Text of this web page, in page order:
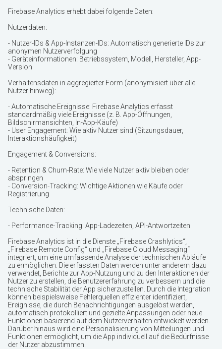
Firebase Analytics erhebt dabei folgende Daten:
Nutzerdaten:
- Nutzer-IDs & App-Instanzen-IDs: Automatisch generierte IDs zur
anonymen Nutzerverfolgung
- Geräteinformationen: Betriebssystem, Modell, Hersteller, App-
Version
Verhaltensdaten in aggregierter Form (anonymisiert über alle
Nutzer hinweg):
- Automatische Ereignisse: Firebase Analytics erfasst
standardmäßig viele Ereignisse (z. B. App-Öffnungen,
Bildschirmansichten, In-App-Käufe)
- User Engagement: Wie aktiv Nutzer sind (Sitzungsdauer,
Interaktionshäufigkeit)
Engagement & Conversions:
- Retention & Churn-Rate: Wie viele Nutzer aktiv bleiben oder
abspringen
- Conversion-Tracking: Wichtige Aktionen wie Käufe oder
Registrierung
Technische Daten:
- Performance-Tracking: App-Ladezeiten, API-Antwortzeiten
Firebase Analytics ist in die Dienste „Firebase Crashlytics“,
„Firebase Remote Config“ und „Firebase Cloud Messaging“
integriert, um eine umfassende Analyse der technischen Abläufe
zu ermöglichen. Die erfassten Daten werden unter anderem dazu
verwendet, Berichte zur App-Nutzung und zu den Interaktionen der
Nutzer zu erstellen, die Benutzererfahrung zu verbessern und die
technische Stabilität der App sicherzustellen. Durch die Integration
können beispielsweise Fehlerquellen effizienter identifiziert,
Ereignisse, die durch Benachrichtigungen ausgelöst werden,
automatisch protokolliert und gezielte Anpassungen oder neue
Funktionen basierend auf dem Nutzerverhalten entwickelt werden.
Darüber hinaus wird eine Personalisierung von Mitteilungen und
Funktionen ermöglicht, um die App individuell auf die Bedürfnisse
der Nutzer abzustimmen.